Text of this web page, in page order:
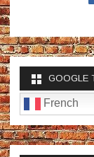
GOOGLE
French